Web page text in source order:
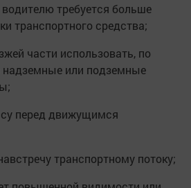
требуется больше
транспортного средства;
части использовать, по
надземные или подземные
перед движущимся
транспортному потоку;